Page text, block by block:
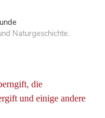
Naturgeschichte.
die
und einige andere